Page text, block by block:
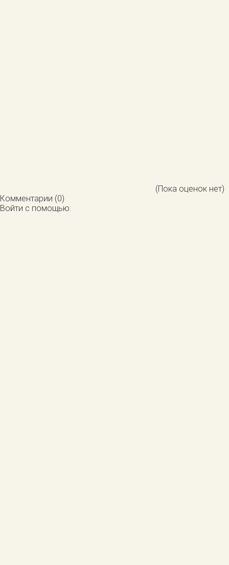
(Пока оценок нет)
Комментарии (0)
Войти с помощью: